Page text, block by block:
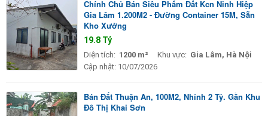
Chính Chủ Bán Siêu Phẩm Đất Kcn Ninh Hiệp
Gia Lâm 1.200M2 - Đường Container 15M, Sẵn
Kho Xưởng
19.8 Tỷ
Diện tích: 1200 m² Khu vực: Gia Lâm, Hà Nội
Cập nhật: 10/07/2026
Bán Đất Thuận An, 100M2, Nhỉnh 2 Tỷ. Gần Khu
Đô Thị Khai Sơn